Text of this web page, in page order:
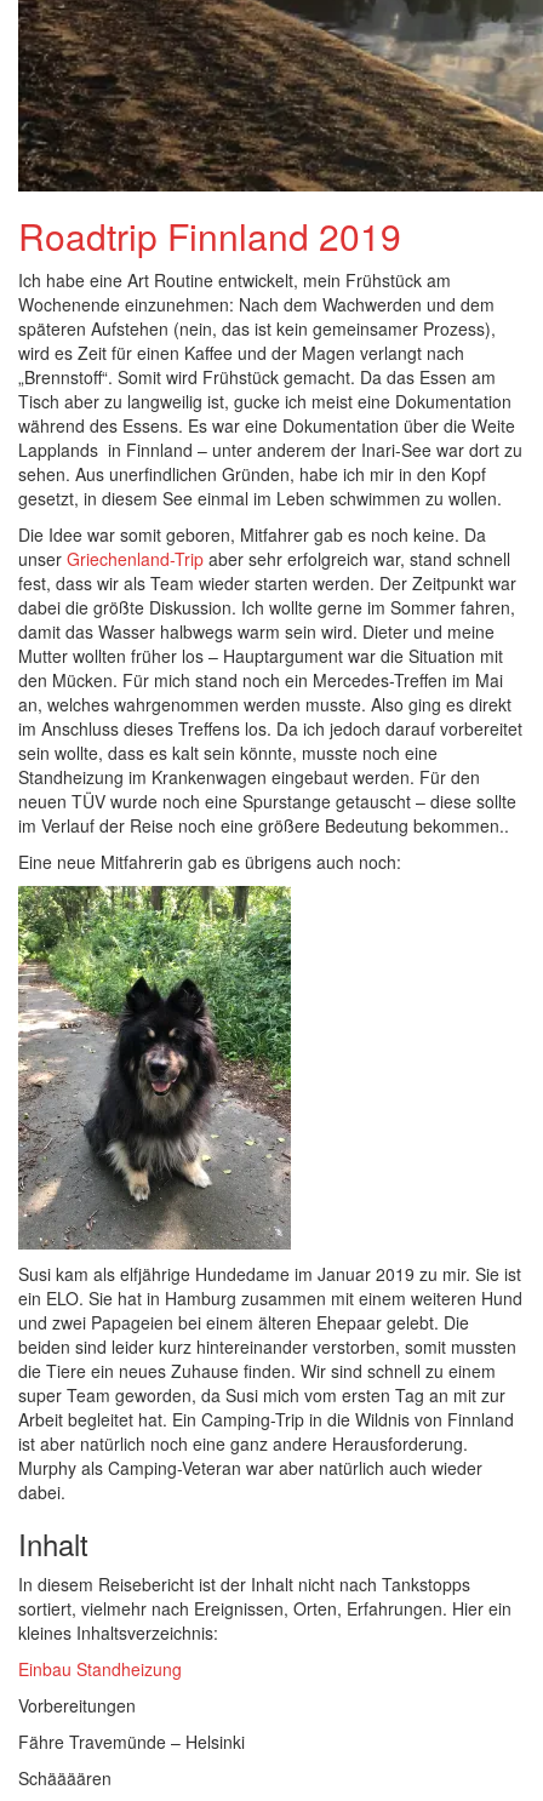
Roadtrip Finnland 2019
Ich habe eine Art Routine entwickelt, mein Frühstück am
Wochenende einzunehmen: Nach dem Wachwerden und dem
späteren Aufstehen (nein, das ist kein gemeinsamer Prozess),
wird es Zeit für einen Kaffee und der Magen verlangt nach
„Brennstoff“. Somit wird Frühstück gemacht. Da das Essen am
Tisch aber zu langweilig ist, gucke ich meist eine Dokumentation
während des Essens. Es war eine Dokumentation über die Weite
Lapplands in Finnland – unter anderem der Inari-See war dort zu
sehen. Aus unerfindlichen Gründen, habe ich mir in den Kopf
gesetzt, in diesem See einmal im Leben schwimmen zu wollen.
Die Idee war somit geboren, Mitfahrer gab es noch keine. Da
unser Griechenland-Trip aber sehr erfolgreich war, stand schnell
fest, dass wir als Team wieder starten werden. Der Zeitpunkt war
dabei die größte Diskussion. Ich wollte gerne im Sommer fahren,
damit das Wasser halbwegs warm sein wird. Dieter und meine
Mutter wollten früher los – Hauptargument war die Situation mit
den Mücken. Für mich stand noch ein Mercedes-Treffen im Mai
an, welches wahrgenommen werden musste. Also ging es direkt
im Anschluss dieses Treffens los. Da ich jedoch darauf vorbereitet
sein wollte, dass es kalt sein könnte, musste noch eine
Standheizung im Krankenwagen eingebaut werden. Für den
neuen TÜV wurde noch eine Spurstange getauscht – diese sollte
im Verlauf der Reise noch eine größere Bedeutung bekommen..
Eine neue Mitfahrerin gab es übrigens auch noch:
Susi kam als elfjährige Hundedame im Januar 2019 zu mir. Sie ist
ein ELO. Sie hat in Hamburg zusammen mit einem weiteren Hund
und zwei Papageien bei einem älteren Ehepaar gelebt. Die
beiden sind leider kurz hintereinander verstorben, somit mussten
die Tiere ein neues Zuhause finden. Wir sind schnell zu einem
super Team geworden, da Susi mich vom ersten Tag an mit zur
Arbeit begleitet hat. Ein Camping-Trip in die Wildnis von Finnland
ist aber natürlich noch eine ganz andere Herausforderung.
Murphy als Camping-Veteran war aber natürlich auch wieder
dabei.
Inhalt
In diesem Reisebericht ist der Inhalt nicht nach Tankstopps
sortiert, vielmehr nach Ereignissen, Orten, Erfahrungen. Hier ein
kleines Inhaltsverzeichnis:
Einbau Standheizung
Vorbereitungen
Fähre Travemünde – Helsinki
Schäääären